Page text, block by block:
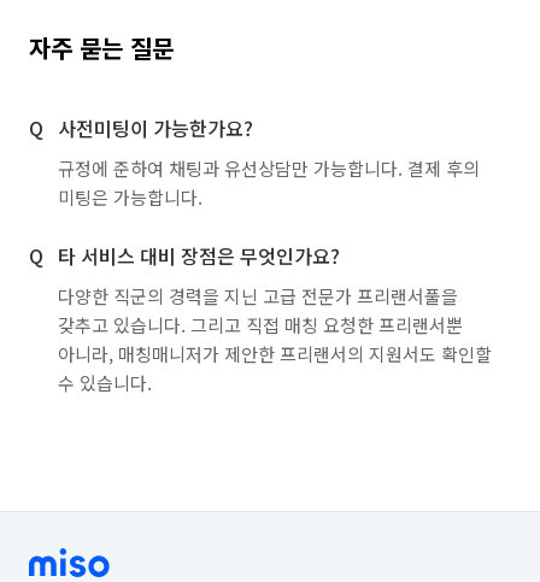
자주 묻는 질문
사전미팅이 가능한가요?
규정에 준하여 채팅과 유선상담만 가능합니다. 결제 후의
미팅은 가능합니다.
타 서비스 대비 장점은 무엇인가요?
다양한 직군의 경력을 지닌 고급 전문가 프리랜서풀을
갖추고 있습니다. 그리고 직접 매칭 요청한 프리랜서뿐
아니라, 매칭매니저가 제안한 프리랜서의 지원서도 확인할
수 있습니다.